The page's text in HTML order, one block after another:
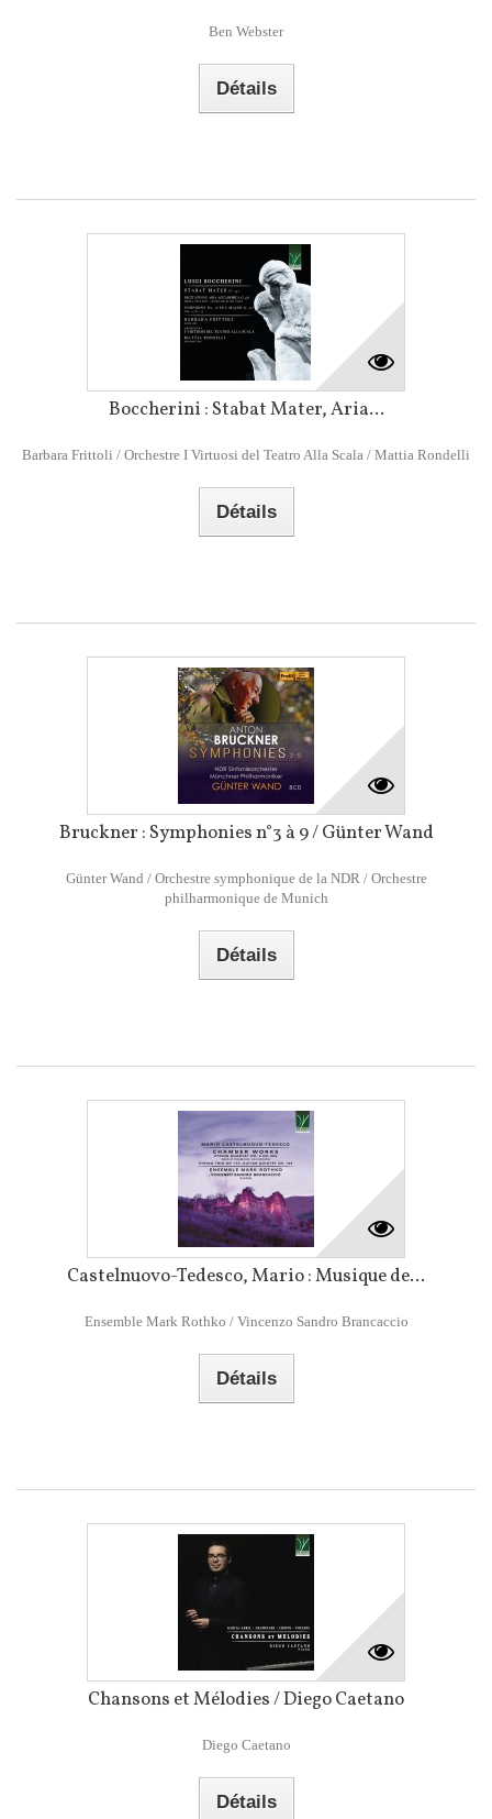
Ben Webster
Détails
Boccherini : Stabat Mater, Aria...
Barbara Frittoli / Orchestre I Virtuosi del Teatro Alla Scala / Mattia Rondelli
Détails
Bruckner : Symphonies n°3 à 9 / Günter Wand
Günter Wand / Orchestre symphonique de la NDR / Orchestre
philharmonique de Munich
Détails
Castelnuovo-Tedesco, Mario : Musique de...
Ensemble Mark Rothko / Vincenzo Sandro Brancaccio
Détails
Chansons et Mélodies / Diego Caetano
Diego Caetano
Détails